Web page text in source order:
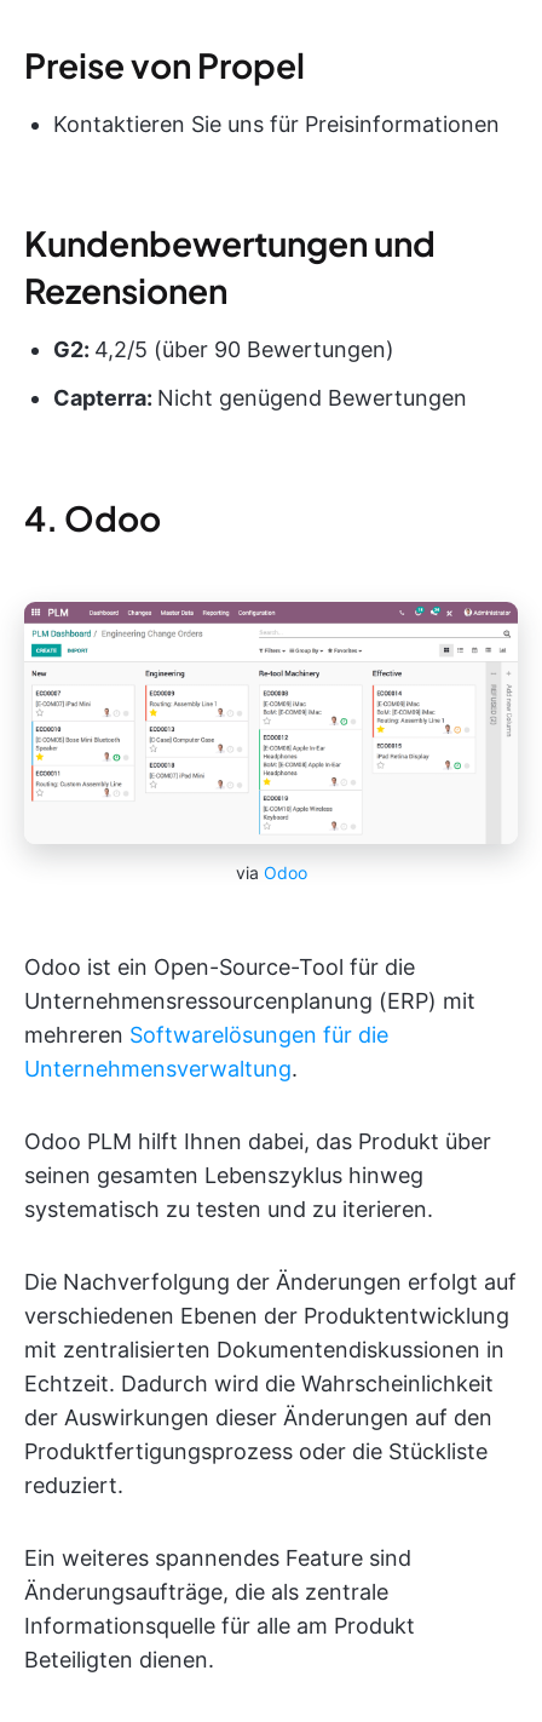
Preise von Propel
Kontaktieren Sie uns für Preisinformationen
Kundenbewertungen und
Rezensionen
G2: 4,2/5 (über 90 Bewertungen)
Capterra: Nicht genügend Bewertungen
4. Odoo
via Odoo
Odoo ist ein Open-Source-Tool für die
Unternehmensressourcenplanung (ERP) mit
mehreren Softwarelösungen für die
Unternehmensverwaltung.
Odoo PLM hilft Ihnen dabei, das Produkt über
seinen gesamten Lebenszyklus hinweg
systematisch zu testen und zu iterieren.
Die Nachverfolgung der Änderungen erfolgt auf
verschiedenen Ebenen der Produktentwicklung
mit zentralisierten Dokumentendiskussionen in
Echtzeit. Dadurch wird die Wahrscheinlichkeit
der Auswirkungen dieser Änderungen auf den
Produktfertigungsprozess oder die Stückliste
reduziert.
Ein weiteres spannendes Feature sind
Änderungsaufträge, die als zentrale
Informationsquelle für alle am Produkt
Beteiligten dienen.